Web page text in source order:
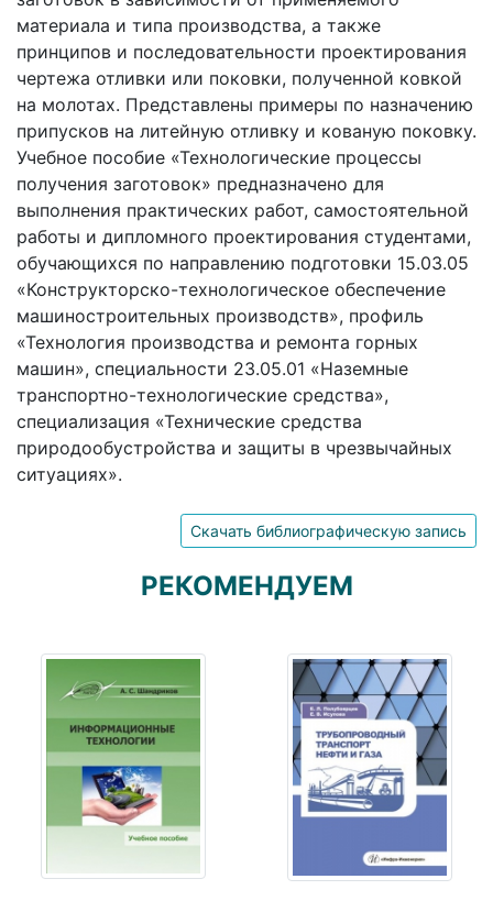
материала и типа производства, а также
принципов и последовательности проектирования
чертежа отливки или поковки, полученной ковкой
на молотах. Представлены примеры по назначению
припусков на литейную отливку и кованую поковку.
Учебное пособие «Технологические процессы
получения заготовок» предназначено для
выполнения практических работ, самостоятельной
работы и дипломного проектирования студентами,
обучающихся по направлению подготовки 15.03.05
«Конструкторско-технологическое обеспечение
машиностроительных производств», профиль
«Технология производства и ремонта горных
машин», специальности 23.05.01 «Наземные
транспортно-технологические средства»,
специализация «Технические средства
природообустройства и защиты в чрезвычайных
ситуациях».
Скачать библиографическую запись
РЕКОМЕНДУЕМ